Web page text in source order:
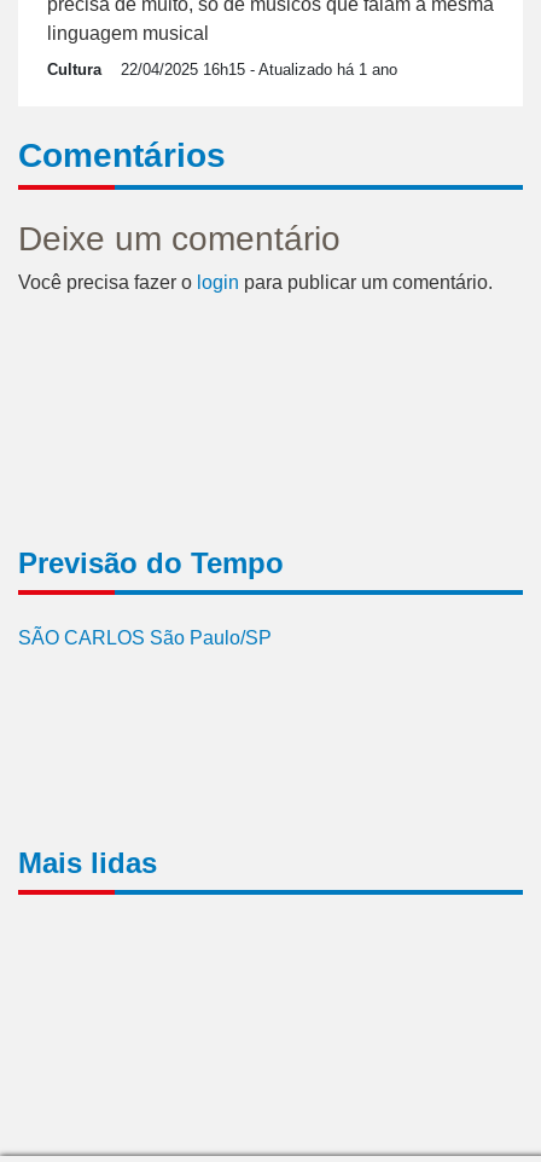
linguagem musical
Cultura 22/04/2025 16h15 - Atualizado há 1 ano
Comentários
Deixe um comentário
Você precisa fazer o login para publicar um comentário.
Previsão do Tempo
SÃO CARLOS São Paulo/SP
Mais lidas